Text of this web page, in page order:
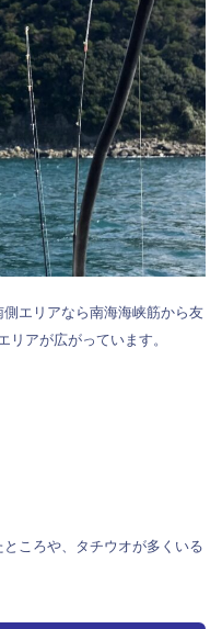
エリアなら南海海峡筋から友
リアが広がっています。
ころや、タチウオが多くいる